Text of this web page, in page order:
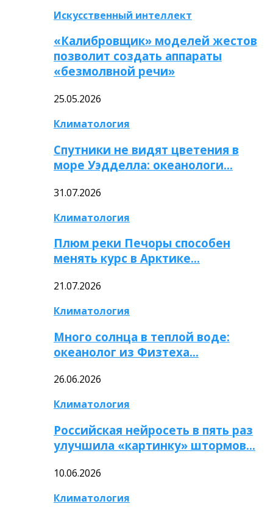
Искусственный интеллект
«Калибровщик» моделей жестов
позволит создать аппараты
«безмолвной речи»
25.05.2026
Климатология
Спутники не видят цветения в
море Уэдделла: океанологи…
31.07.2026
Климатология
Плюм реки Печоры способен
менять курс в Арктике…
21.07.2026
Климатология
Много солнца в теплой воде:
океанолог из Физтеха…
26.06.2026
Климатология
Российская нейросеть в пять раз
улучшила «картинку» штормов…
10.06.2026
Климатология